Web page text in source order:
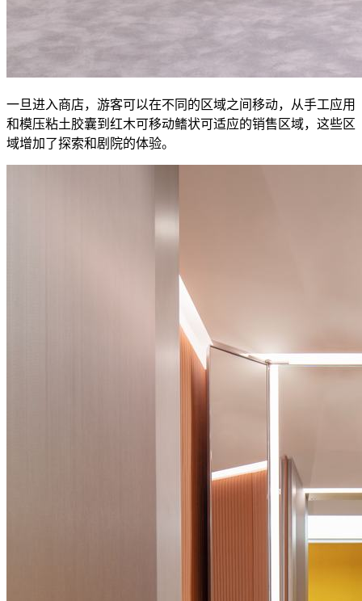
一旦进入商店，游客可以在不同的区域之间移动，从手工应用
和模压粘土胶囊到红木可移动鳍状可适应的销售区域，这些区
域增加了探索和剧院的体验。